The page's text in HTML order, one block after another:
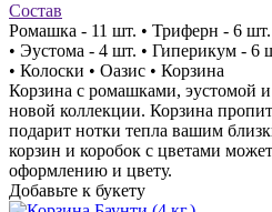
Состав
Ромашка - 11 шт. • Триферн - 6
• Эустома - 4 шт. • Гиперикум - 6
• Колоски • Оазис • Корзина
Корзина с ромашками, эустомой
новой коллекции. Корзина
подарит нотки тепла вашим
корзин и коробок с цветами
оформлению и цвету.
Добавьте к букету